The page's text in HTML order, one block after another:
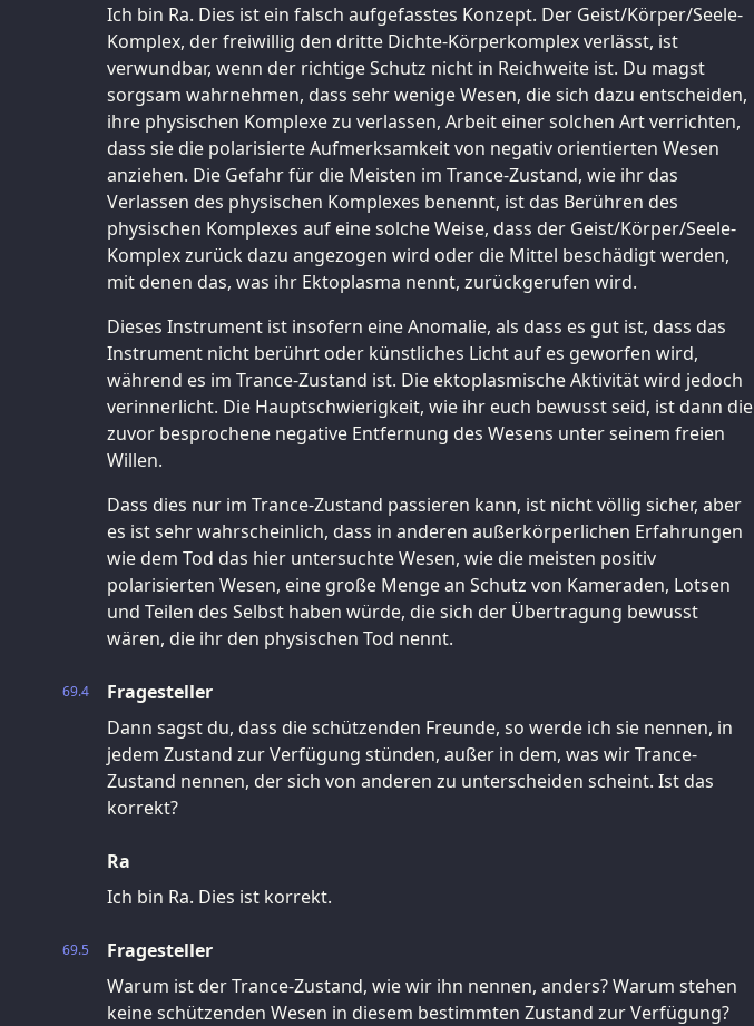
Ich bin Ra. Dies ist ein falsch aufgefasstes Konzept. Der Geist/Körper/Seele-
Komplex, der freiwillig den dritte Dichte-Körperkomplex verlässt, ist
verwundbar, wenn der richtige Schutz nicht in Reichweite ist. Du magst
sorgsam wahrnehmen, dass sehr wenige Wesen, die sich dazu entscheiden,
ihre physischen Komplexe zu verlassen, Arbeit einer solchen Art verrichten,
dass sie die polarisierte Aufmerksamkeit von negativ orientierten Wesen
anziehen. Die Gefahr für die Meisten im Trance-Zustand, wie ihr das
Verlassen des physischen Komplexes benennt, ist das Berühren des
physischen Komplexes auf eine solche Weise, dass der Geist/Körper/Seele-
Komplex zurück dazu angezogen wird oder die Mittel beschädigt werden,
mit denen das, was ihr Ektoplasma nennt, zurückgerufen wird.
Dieses Instrument ist insofern eine Anomalie, als dass es gut ist, dass das
Instrument nicht berührt oder künstliches Licht auf es geworfen wird,
während es im Trance-Zustand ist. Die ektoplasmische Aktivität wird jedoch
verinnerlicht. Die Hauptschwierigkeit, wie ihr euch bewusst seid, ist dann die
zuvor besprochene negative Entfernung des Wesens unter seinem freien
Willen.
Dass dies nur im Trance-Zustand passieren kann, ist nicht völlig sicher, aber
es ist sehr wahrscheinlich, dass in anderen außerkörperlichen Erfahrungen
wie dem Tod das hier untersuchte Wesen, wie die meisten positiv
polarisierten Wesen, eine große Menge an Schutz von Kameraden, Lotsen
und Teilen des Selbst haben würde, die sich der Übertragung bewusst
wären, die ihr den physischen Tod nennt.
69.4
Fragesteller
Dann sagst du, dass die schützenden Freunde, so werde ich sie nennen, in
jedem Zustand zur Verfügung stünden, außer in dem, was wir Trance-
Zustand nennen, der sich von anderen zu unterscheiden scheint. Ist das
korrekt?
Ra
Ich bin Ra. Dies ist korrekt.
69.5
Fragesteller
Warum ist der Trance-Zustand, wie wir ihn nennen, anders? Warum stehen
keine schützenden Wesen in diesem bestimmten Zustand zur Verfügung?